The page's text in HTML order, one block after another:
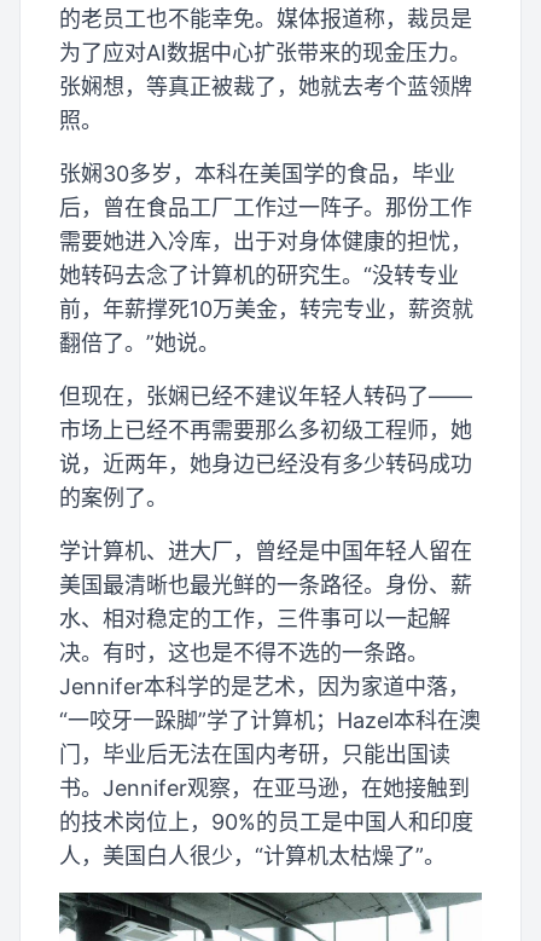
的老员工也不能幸免。媒体报道称，裁员是
为了应对AI数据中心扩张带来的现金压力。
张娴想，等真正被裁了，她就去考个蓝领牌
照。
张娴30多岁，本科在美国学的食品，毕业
后，曾在食品工厂工作过一阵子。那份工作
需要她进入冷库，出于对身体健康的担忧，
她转码去念了计算机的研究生。“没转专业
前，年薪撑死10万美金，转完专业，薪资就
翻倍了。”她说。
但现在，张娴已经不建议年轻人转码了——
市场上已经不再需要那么多初级工程师，她
说，近两年，她身边已经没有多少转码成功
的案例了。
学计算机、进大厂，曾经是中国年轻人留在
美国最清晰也最光鲜的一条路径。身份、薪
水、相对稳定的工作，三件事可以一起解
决。有时，这也是不得不选的一条路。
Jennifer本科学的是艺术，因为家道中落，
“一咬牙一跺脚”学了计算机；Hazel本科在澳
门，毕业后无法在国内考研，只能出国读
书。Jennifer观察，在亚马逊，在她接触到
的技术岗位上，90%的员工是中国人和印度
人，美国白人很少，“计算机太枯燥了”。